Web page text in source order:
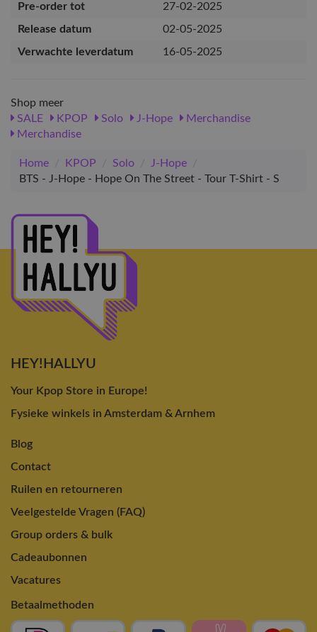
Pre-order tot
27-02-2025
Release datum
02-05-2025
Verwachte leverdatum
16-05-2025
Shop meer
SALE
KPOP Solo J-Hope
Merchandise
Merchandise
Home / KPOP / Solo / J-Hope
/
BTS - J-Hope - Hope On The Street - Tour T-Shirt - S
HEY!HALLYU
Your Kpop Store in Europe!
Fysieke winkels in Amsterdam & Arnhem
Blog
Contact
Ruilen en retourneren
Veelgestelde Vragen (FAQ)
Group orders & bulk
Cadeaubonnen
Vacatures
Betaalmethoden